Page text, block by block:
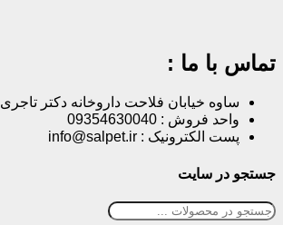
تماس با ما :
ساوه خیابان فلاحت داروخانه دکتر تاجری
واحد فروش : 09354630040
پست الکترونیک : info@salpet.ir
جستجو در سایت